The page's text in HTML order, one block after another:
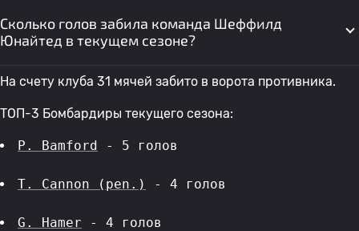
Сколько голов забила команда Шеффилд
Юнайтед в текущем сезоне?
На счету клуба 31 мячей забито в ворота противника.
ТОП-3 Бомбардиры текущего сезона:
P. Bamford - 5 голов
T. Cannon (pen.) - 4 голов
G. Hamer - 4 голов